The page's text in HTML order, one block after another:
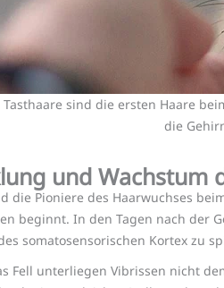
Tasthaare sind die ersten Haare
die
und Wachstum
die Pioniere des Haarwuchses
beginnt. In den Tagen nach der
somatosensorischen Kortex zu
Fell unterliegen Vibrissen nicht